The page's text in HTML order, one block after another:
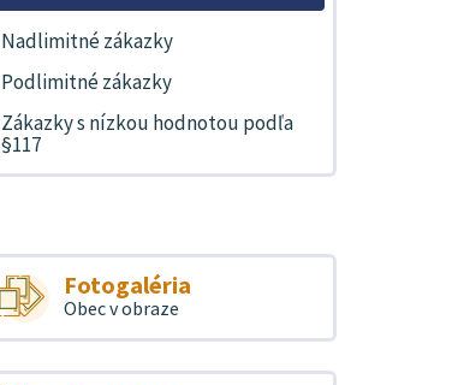
Nadlimitné zákazky
Podlimitné zákazky
Zákazky s nízkou hodnotou podľa
§117
Fotogaléria
Obec v obraze